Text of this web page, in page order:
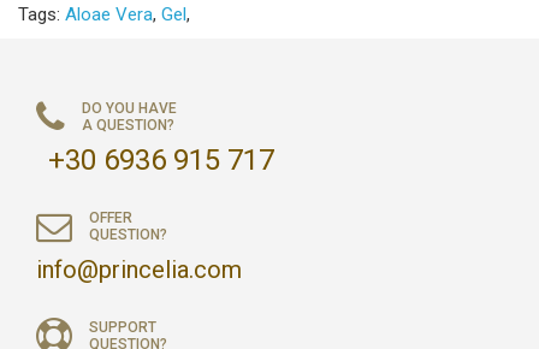
dehydrated skin repeatedly. Ideal after sun exposure.
COLOR - NO PERFUME
Tags: Aloae Vera, Gel,
DO YOU HAVE
A QUESTION?
+30 6936 915 717
OFFER
QUESTION?
info@princelia.com
SUPPORT
QUESTION?